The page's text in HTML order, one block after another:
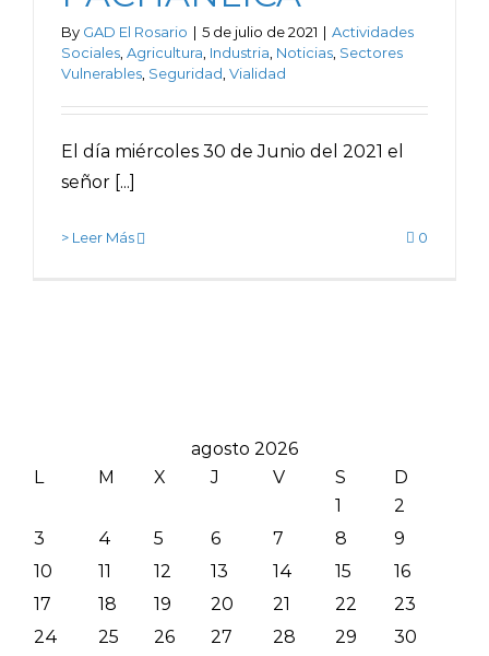
By GAD El Rosario | 5 de julio de 2021 | Actividades
Sociales Agricultura Industria Noticias Sectores
Vulnerables Seguridad Vialidad
El día miércoles 30 de Junio del 2021 el
señor [...]
> Leer Más 0
agosto 2026
L
M X J V S
D
1
2
3
4 5 6 7 8
9
10
11 12 13 14 15
16
17
18 19 20 21 22
23
24
25 26 27 28 29
30